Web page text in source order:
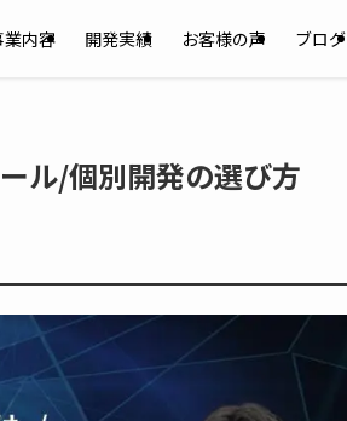
業内容 開発実績 お客様の声 ブログ
ル/個別開発の選び方